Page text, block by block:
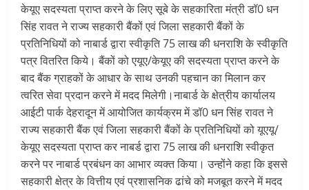
केयूए सदस्यता प्राप्त करने के लिए सूबे के सहकारिता मंत्री डॉ0 धन
सिंह रावत ने राज्य सहकारी बैंकों एवं जिला सहकारी बैंकों के
प्रतिनिधियों को नाबार्ड द्वारा स्वीकृति 75 लाख की धनराशि के स्वीकृति
पत्र वितरित किये। बैंकों को एयूए/केयूए की सदस्यता प्राप्त करने के
बाद बैंक ग्राहकों के आधार के साथ उनकी पहचान का मिलान कर
त्वरित सेवा प्रदान करने में मदद मिलेगी।नाबार्ड के क्षेत्रीय कार्यालय
आईटी पार्क देहरादून में आयोजित कार्यक्रम में डॉ0 धन सिंह रावत ने
राज्य सहकारी बैंक एवं जिला सहकारी बैंकों के प्रतिनिधियों को यूएयू/
केयूए सदस्यता प्राप्त कर नाबर्ड द्वारा 75 लाख की धनराशि स्वीकृत
करने पर नाबार्ड प्रबंधन का आभार व्यक्त किया। उन्होंने कहा कि इससे
सहकारी क्षेत्र के वित्तीय एवं प्रशासनिक ढांचे को मजबूत करने में मदद